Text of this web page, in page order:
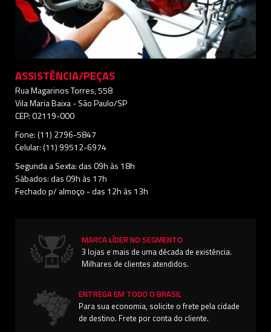
ASSISTÊNCIA/PEÇAS
Rua Magarinos Torres, 558
Vila Maria Baixa - São Paulo/SP
CEP: 02119-000
Fone: (11) 2796-5847
Celular: (11) 99512-6974
Segunda a Sexta: das 09h às 18h
Sábados: das 09h às 17h
Fechado p/ almoço - das 12h às 13h
MARCA LÍDER NO SEGMENTO
3 lojas e mais de uma década de existência.
Milhares de clientes atendidos.
ENTREGA EM TODO O BRASIL
Para sua economia, solicite o frete pela cidade
de destino. Frete por conta do cliente.